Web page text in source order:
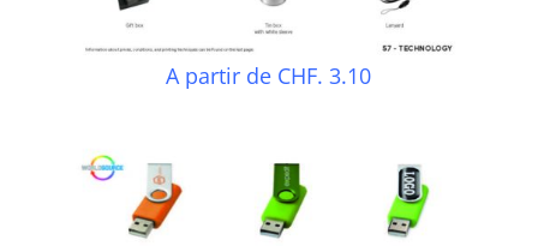
A partir de CHF. 3.10